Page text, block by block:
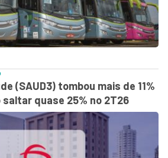
(SAUD3) tombou mais de 11%
quase 25% no 2T26